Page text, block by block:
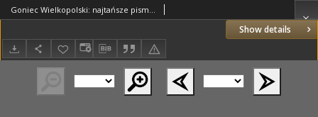
Show details
Goniec Wielkopolski: najtańsze pismo codzienne dla wszystkich stanów 1931.12.31 R.55 Nr302